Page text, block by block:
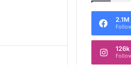
2.1M
126k